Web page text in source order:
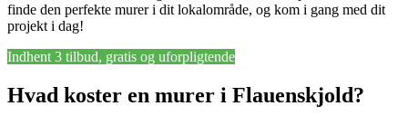
finde den perfekte murer i dit lokalområde, og kom i gang med dit
projekt i dag!
Indhent 3 tilbud, gratis og uforpligtende
Hvad koster en murer i Flauenskjold?